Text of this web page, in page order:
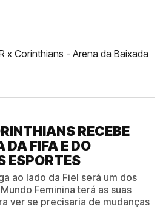
x Corinthians - Arena da Baixada
RECEBE
FIFA E DO
ESPORTES
ao lado da Fiel será um dos
Feminina terá as suas
ver se precisaria de mudanças